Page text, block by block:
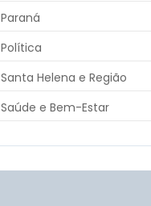
Paraná
Política
Santa Helena e Região
Saúde e Bem-Estar